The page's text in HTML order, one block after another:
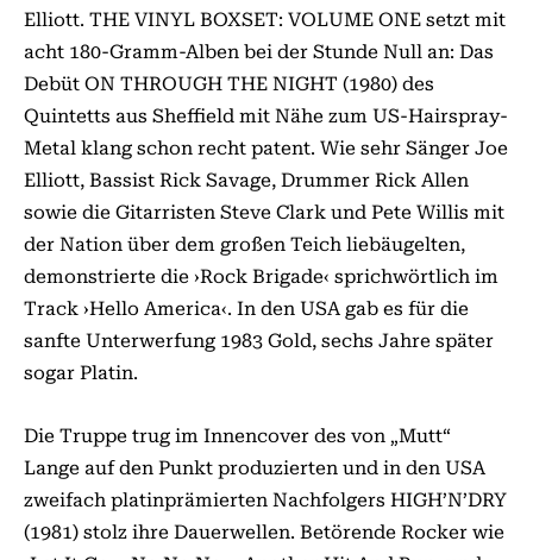
Elliott. THE VINYL BOXSET: VOLUME ONE setzt mit
acht 180-Gramm-Alben bei der Stun­de Null an: Das
Debüt ON THROUGH THE NIGHT (1980) des
Quintetts aus Sheffield mit Nähe zum US-Hairspray-
Metal klang schon recht patent. Wie sehr Sänger Joe
Elliott, Bas­sist Rick Savage, Drummer Rick Allen
sowie die Gitarristen Steve Clark und Pete Willis mit
der Nation über dem großen Teich liebäugelten,
demonstrierte die ›Rock Brigade‹ sprichwörtlich im
Track ›Hello America‹. In den USA gab es für die
sanfte Unterwerfung 1983 Gold, sechs Jahre später
sogar Platin.
Die Truppe trug im Innencover des von „Mutt“
Lange auf den Punkt produzierten und in den USA
zweifach platinprämierten Nachfolgers HIGH’N’­DRY
(1981) stolz ihre Dauerwellen. Betörende Rocker wie